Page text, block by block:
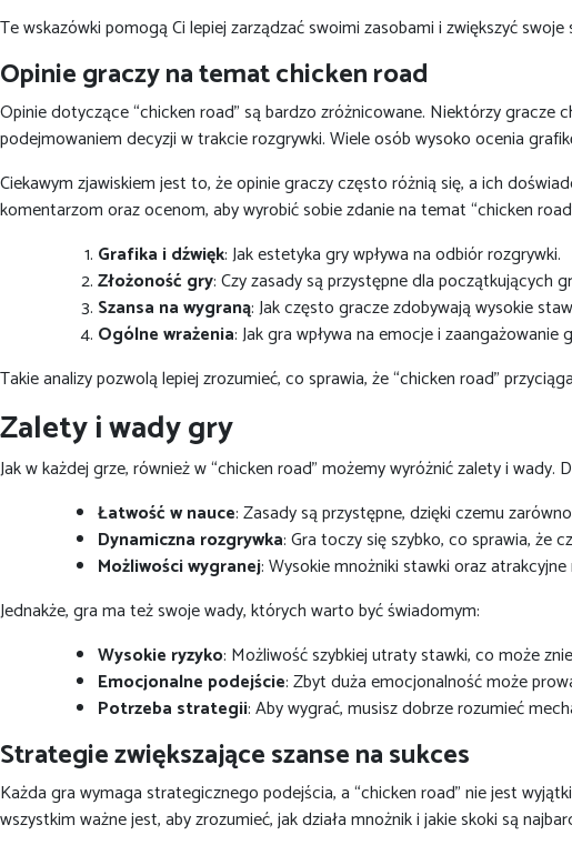
Te wskazówki pomogą Ci lepiej zarządzać swoimi zasobami i zwiększyć
Opinie graczy na temat chicken road
Opinie dotyczące “chicken road” są bardzo zróżnicowane. Niektórzy gracze
podejmowaniem decyzji w trakcie rozgrywki. Wiele osób wysoko ocenia
Ciekawym zjawiskiem jest to, że opinie graczy często różnią się, a ich
komentarzom oraz ocenom, aby wyrobić sobie zdanie na temat “chicken
Grafika i dźwięk: Jak estetyka gry wpływa na odbiór rozgrywki.
Złożoność gry: Czy zasady są przystępne dla początkujących
Szansa na wygraną: Jak często gracze zdobywają wysokie
Ogólne wrażenia: Jak gra wpływa na emocje i zaangażowanie
Takie analizy pozwolą lepiej zrozumieć, co sprawia, że “chicken road”
Zalety i wady gry
Jak w każdej grze, również w “chicken road” możemy wyróżnić zalety i wady.
Łatwość w nauce: Zasady są przystępne, dzięki czemu
Dynamiczna rozgrywka: Gra toczy się szybko, co sprawia, że
Możliwości wygranej: Wysokie mnożniki stawki oraz
Jednakże, gra ma też swoje wady, których warto być świadomym:
Wysokie ryzyko: Możliwość szybkiej utraty stawki, co może
Emocjonalne podejście: Zbyt duża emocjonalność może
Potrzeba strategii: Aby wygrać, musisz dobrze rozumieć
Strategie zwiększające szanse na sukces
Każda gra wymaga strategicznego podejścia, a “chicken road” nie jest
wszystkim ważne jest, aby zrozumieć, jak działa mnożnik i jakie skoki są